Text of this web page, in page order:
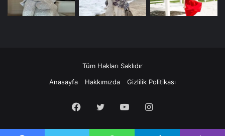
Tüm Hakları Saklıdır
Anasayfa
Hakkımızda Gizlilik Politikası
Facebook
Twitter YouTubeInstagram